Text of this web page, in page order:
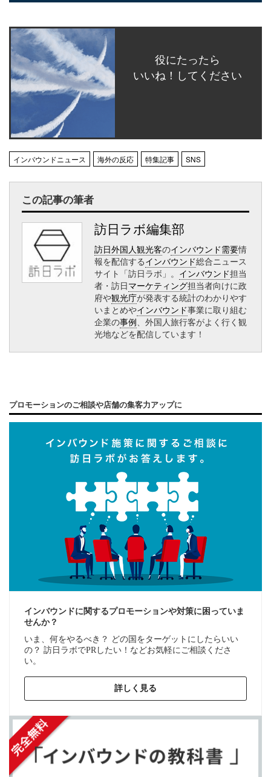
役にたったら
いいね！してください
インバウンドニュース 海外の反応 特集記事 SNS
この記事の筆者
訪日ラボ編集部
訪日外国人観光客のインバウンド需要情
報を配信するインバウンド総合ニュース
サイト「訪日ラボ」。 インバウンド担当
者・訪日マーケティング担当者向けに政
府や観光庁が発表する統計のわかりやす
いまとめやインバウンド事業に取り組む
企業の事例 、外国人旅行客がよく行く観
光地などを配信しています！
プロモーションのご相談や店舗の集客力アップに
インバウンドに関するプロモーションや対策に困っていま
せんか？
いま、何をやるべき？ どの国をターゲットにしたらいい
の？ 訪日ラボでPRしたい！などお気軽にご相談くださ
い。
詳しく見る